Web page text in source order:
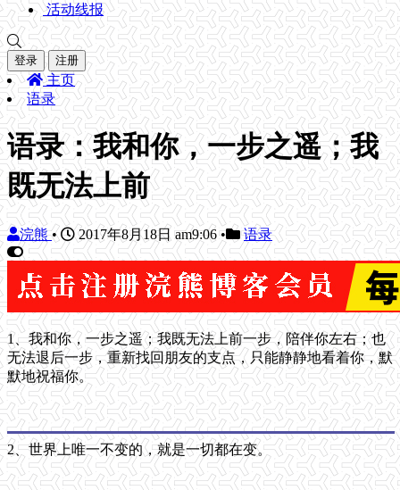
活动线报
登录 注册
主页
语录
语录：我和你，一步之遥；我
既无法上前
浣熊• 2017年8月18日 am9:06• 语录
1、我和你，一步之遥；我既无法上前一步，陪伴你左右；也
无法退后一步，重新找回朋友的支点，只能静静地看着你，默
默地祝福你。
2、世界上唯一不变的，就是一切都在变。